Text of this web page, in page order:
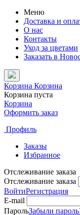
Меню
Доставка и
О нас
Контакты
Уход за цветами
Заказать в
Корзина Корзина
Корзина пуста
Корзина
Оформить заказ
Профиль
Заказы
Избранное
Отслеживание заказа
Отслеживание заказа
ВойтиРегистрация
E-mail
ПарольЗабыли